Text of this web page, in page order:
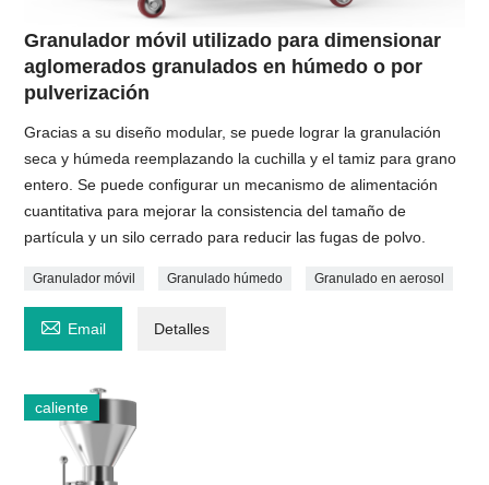
Granulador móvil utilizado para dimensionar
aglomerados granulados en húmedo o por
pulverización
Gracias a su diseño modular, se puede lograr la granulación
seca y húmeda reemplazando la cuchilla y el tamiz para grano
entero. Se puede configurar un mecanismo de alimentación
cuantitativa para mejorar la consistencia del tamaño de
partícula y un silo cerrado para reducir las fugas de polvo.
Granulador móvil Granulado húmedo Granulado en aerosol
 Email Detalles
caliente